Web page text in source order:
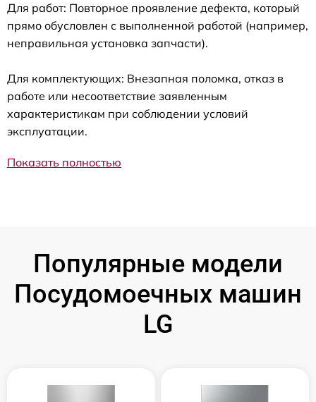
Для работ: Повторное проявление дефекта, который
прямо обусловлен с выполненной работой (например,
неправильная установка запчасти).
Для комплектующих: Внезапная поломка, отказ в
работе или несоответствие заявленным
характеристикам при соблюдении условий
эксплуатации.
Показать полностью
Популярные модели
Посудомоечных машин
LG